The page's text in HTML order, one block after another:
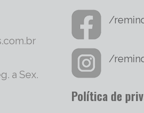
a Sex.
/
/
Política de